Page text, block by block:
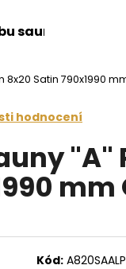
sauny
Satin 790x1990
hodnocení
mm
Kód: A820SAALP